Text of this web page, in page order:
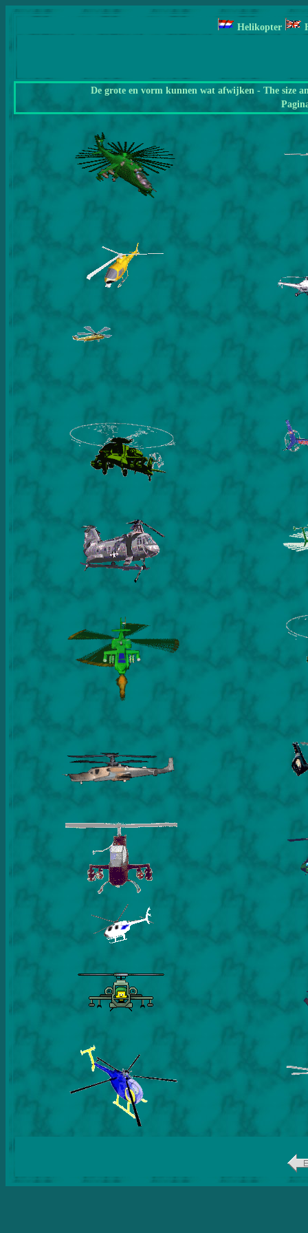
Helikopter
De grote en vorm kunnen wat afwijken - The size